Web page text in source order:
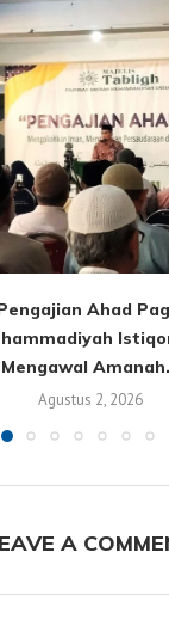
Ahad
Mengawal
Agustus 2, 2026
A